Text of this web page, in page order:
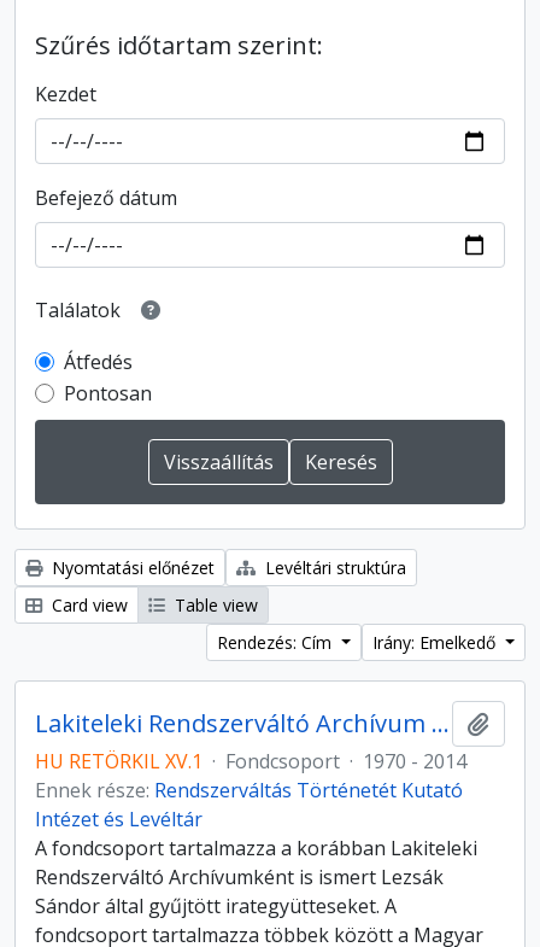
Szűrés időtartam szerint:
Kezdet
Befejező dátum
Találatok
Átfedés
Pontosan
Nyomtatási előnézet
Levéltári struktúra
Card view
Table view
Rendezés: Cím
Irány: Emelkedő
Lakiteleki Rendszerváltó Archívum – Lezsák Sándor Gyűjteménye
HU RETÖRKIL XV.1 · Fondcsoport · 1970 - 2014
Ennek része: Rendszerváltás Történetét Kutató
Intézet és Levéltár
A fondcsoport tartalmazza a korábban Lakiteleki
Rendszerváltó Archívumként is ismert Lezsák
Sándor által gyűjtött irategyütteseket. A
fondcsoport tartalmazza többek között a Magyar